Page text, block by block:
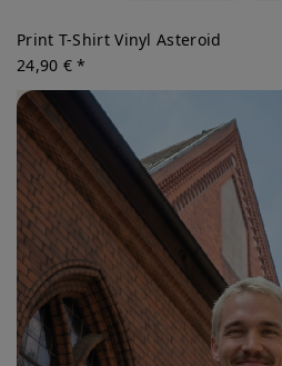
Print T-Shirt Vinyl Asteroid
24,90 € *